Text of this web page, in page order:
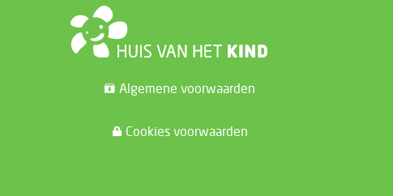
Algemene voorwaarden
Cookies voorwaarden